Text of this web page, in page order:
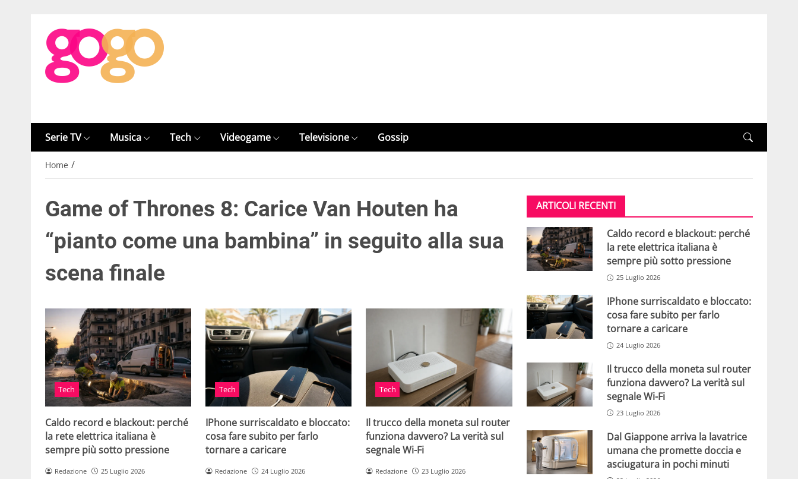
Serie TV Musica Tech Videogame Televisione Gossip
Home /
Game of Thrones 8: Carice Van Houten ha
“pianto come una bambina” in seguito alla sua
scena finale
Tech
Caldo record e blackout: perché
la rete elettrica italiana è
sempre più sotto pressione
Redazione 25 Luglio 2026
Tech
IPhone surriscaldato e bloccato:
cosa fare subito per farlo
tornare a caricare
Redazione 24 Luglio 2026
Tech
Il trucco della moneta sul router
funziona davvero? La verità sul
segnale Wi-Fi
Redazione 23 Luglio 2026
ARTICOLI RECENTI
Caldo record e blackout: perché
la rete elettrica italiana è
sempre più sotto pressione
25 Luglio 2026
IPhone surriscaldato e bloccato:
cosa fare subito per farlo
tornare a caricare
24 Luglio 2026
Il trucco della moneta sul router
funziona davvero? La verità sul
segnale Wi-Fi
23 Luglio 2026
Dal Giappone arriva la lavatrice
umana che promette doccia e
asciugatura in pochi minuti